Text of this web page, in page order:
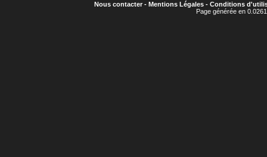
Nous contacter- Mentions Légales- Conditions
Page générée en